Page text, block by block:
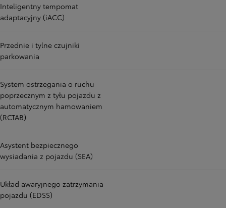
Inteligentny tempomat
adaptacyjny (iACC)
Przednie i tylne czujniki
parkowania
System ostrzegania o ruchu
poprzecznym z tyłu pojazdu z
automatycznym hamowaniem
(RCTAB)
Asystent bezpiecznego
wysiadania z pojazdu (SEA)
Układ awaryjnego zatrzymania
pojazdu (EDSS)